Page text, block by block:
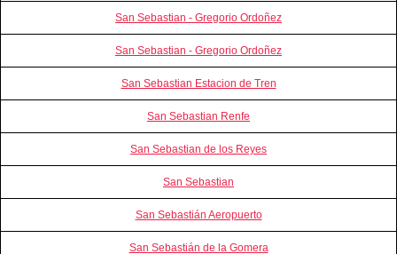
San Sebastian - Gregorio Ordoñez
San Sebastian - Gregorio Ordoñez
San Sebastian Estacion de Tren
San Sebastian Renfe
San Sebastian de los Reyes
San Sebastian
San Sebastián Aeropuerto
San Sebastián de la Gomera